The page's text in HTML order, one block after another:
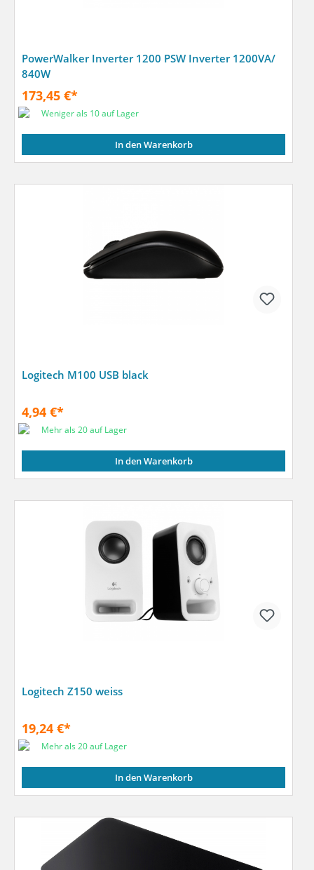
PowerWalker Inverter 1200 PSW Inverter 1200VA/
840W
173,45 €*
Weniger als 10 auf Lager
In den Warenkorb
Logitech M100 USB black
4,94 €*
Mehr als 20 auf Lager
In den Warenkorb
Logitech Z150 weiss
19,24 €*
Mehr als 20 auf Lager
In den Warenkorb